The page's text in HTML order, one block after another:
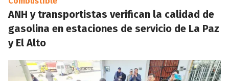
ANH y transportistas verifican la calidad de
gasolina en estaciones de servicio de La Paz
y El Alto